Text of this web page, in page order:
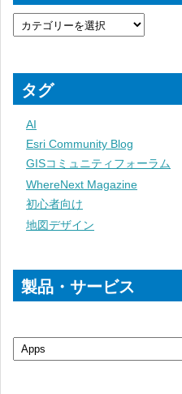
タグ
AI
Esri Community Blog
GISコミュニティフォーラム
WhereNext Magazine
初心者向け
地図デザイン
製品・サービス